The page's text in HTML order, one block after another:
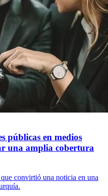
públicas en medios
una amplia cobertura
convirtió una noticia en una